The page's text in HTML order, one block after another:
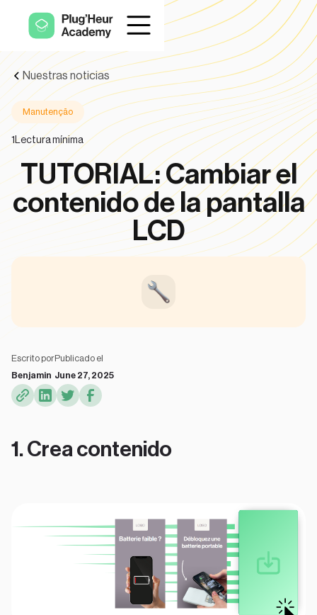
Nuestras noticias
Manutenção
1Lectura mínima
TUTORIAL: Cambiar el
contenido de la pantalla
LCD
Escrito por
Benjamin
Publicado el
June 27, 2025
1. Crea contenido